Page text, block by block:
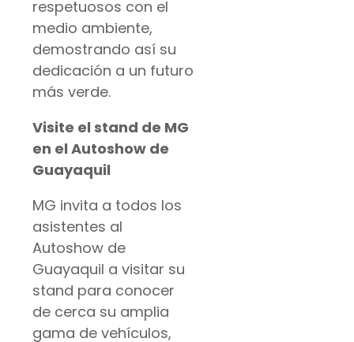
respetuosos con el
medio ambiente,
demostrando así su
dedicación a un futuro
más verde.
Visite el stand de MG
en el Autoshow de
Guayaquil
MG invita a todos los
asistentes al
Autoshow de
Guayaquil a visitar su
stand para conocer
de cerca su amplia
gama de vehículos,